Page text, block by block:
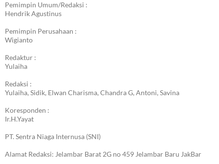
Pemimpin Umum/Redaksi :
Hendrik Agustinus
Pemimpin Perusahaan :
Wigianto
Redaktur :
Yulaiha
Redaksi :
Yulaiha, Sidik, Elwan Charisma, Chandra G, Antoni, Savina
Koresponden :
Ir.H.Yayat
PT. Sentra Niaga Internusa (SNI)
Alamat Redaksi: Jelambar Barat 2G no 459 Jelambar Baru JakBar